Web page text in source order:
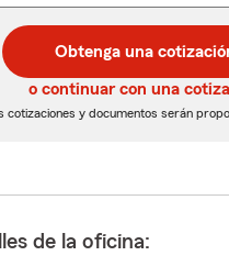
desplegable
de
5
dígitos
de
5
dígitos
Obtenga una
o continuar con una
cotizaciones y documentos serán
de la oficina: